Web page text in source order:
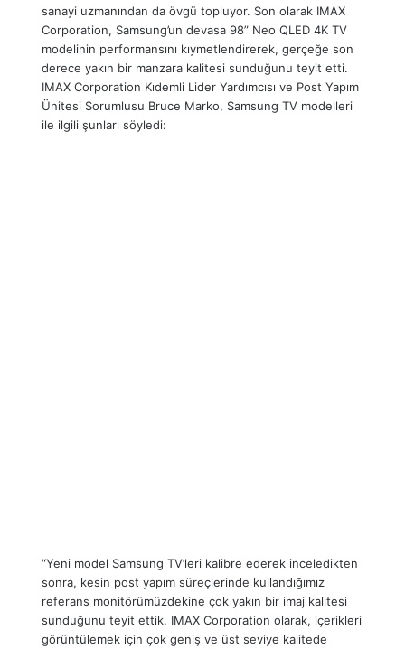
sanayi uzmanından da övgü topluyor. Son olarak IMAX
Corporation, Samsung’un devasa 98” Neo QLED 4K TV
modelinin performansını kıymetlendirerek, gerçeğe son
derece yakın bir manzara kalitesi sunduğunu teyit etti.
IMAX Corporation Kıdemli Lider Yardımcısı ve Post Yapım
Ünitesi Sorumlusu Bruce Marko, Samsung TV modelleri
ile ilgili şunları söyledi:
“Yeni model Samsung TV’leri kalibre ederek inceledikten
sonra, kesin post yapım süreçlerinde kullandığımız
referans monitörümüzdekine çok yakın bir imaj kalitesi
sunduğunu teyit ettik. IMAX Corporation olarak, içerikleri
görüntülemek için çok geniş ve üst seviye kalitede